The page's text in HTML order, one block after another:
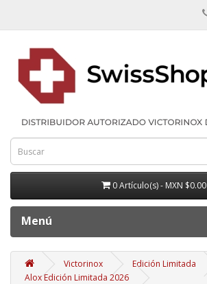
0 Artículo(s) - MXN $0.00
Menú
Victorinox
Edición Limitada
Alox Edición Limitada 2026